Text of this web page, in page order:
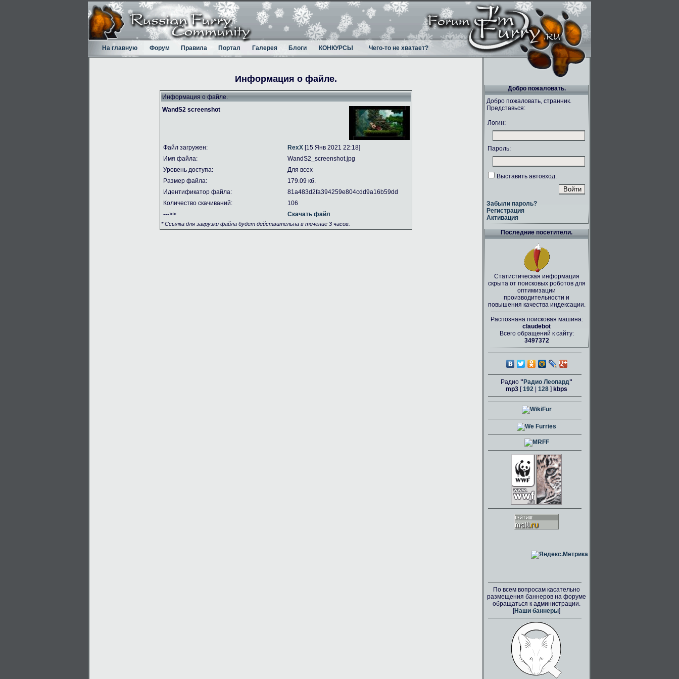
На главную Форум Правила Портал Галерея Блоги КОНКУРСЫ Чего-то не хватает?
Информация о файле.
Информация о файле.
WandS2 screenshot
Файл загружен: RexX [15 Янв 2021 22:18]
Имя файла:
WandS2_screenshot.jpg
Уровень доступа:
Для всех
Размер файла:
179.09 кб.
Идентификатор файла:
81a483d2fa394259e804cdd9a16b59dd
Количество скачиваний:
106
--->>
Скачать файл
* Ссылка для загрузки файла будет действительна в течение 3 часов.
Добро пожаловать.
Добро пожаловать, странник.
Представься:
Логин:
Пароль:
Выставить автовход.
Забыли пароль?
Регистрация
Активация
Последние посетители.
Статистическая информация
скрыта от поисковых роботов для
оптимизации
производительности и
повышения качества индексации.
Распознана поисковая машина:
claudebot
Всего обращений к сайту:
3497372
Радио " Радио Леопард"
mp3 [192 128 ] kbps
По всем вопросам касательно
размещения баннеров на форуме
обращаться к администрации.
[Наши баннеры]